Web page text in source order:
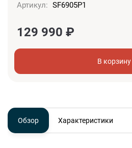
Артикул: SF6905P1
129 990 ₽
В корзину
Обзор Характеристики